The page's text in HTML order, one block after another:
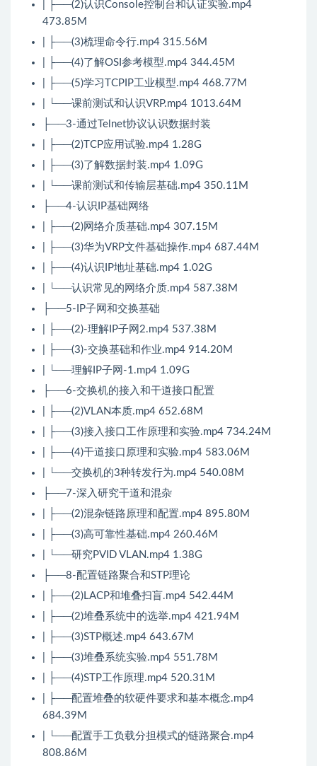
| ├──(2)认识Console控制台和认证实验.mp4
473.85M
| ├──(3)梳理命令行.mp4 315.56M
| ├──(4)了解OSI参考模型.mp4 344.45M
| ├──(5)学习TCPIP工业模型.mp4 468.77M
| └──课前测试和认识VRP.mp4 1013.64M
├──3-通过Telnet协议认识数据封装
| ├──(2)TCP应用试验.mp4 1.28G
| ├──(3)了解数据封装.mp4 1.09G
| └──课前测试和传输层基础.mp4 350.11M
├──4-认识IP基础网络
| ├──(2)网络介质基础.mp4 307.15M
| ├──(3)华为VRP文件基础操作.mp4 687.44M
| ├──(4)认识IP地址基础.mp4 1.02G
| └──认识常见的网络介质.mp4 587.38M
├──5-IP子网和交换基础
| ├──(2)-理解IP子网2.mp4 537.38M
| ├──(3)-交换基础和作业.mp4 914.20M
| └──理解IP子网-1.mp4 1.09G
├──6-交换机的接入和干道接口配置
| ├──(2)VLAN本质.mp4 652.68M
| ├──(3)接入接口工作原理和实验.mp4 734.24M
| ├──(4)干道接口原理和实验.mp4 583.06M
| └──交换机的3种转发行为.mp4 540.08M
├──7-深入研究干道和混杂
| ├──(2)混杂链路原理和配置.mp4 895.80M
| ├──(3)高可靠性基础.mp4 260.46M
| └──研究PVID VLAN.mp4 1.38G
├──8-配置链路聚合和STP理论
| ├──(2)LACP和堆叠扫盲.mp4 542.44M
| ├──(2)堆叠系统中的选举.mp4 421.94M
| ├──(3)STP概述.mp4 643.67M
| ├──(3)堆叠系统实验.mp4 551.78M
| ├──(4)STP工作原理.mp4 520.31M
| ├──配置堆叠的软硬件要求和基本概念.mp4
684.39M
| └──配置手工负载分担模式的链路聚合.mp4
808.86M